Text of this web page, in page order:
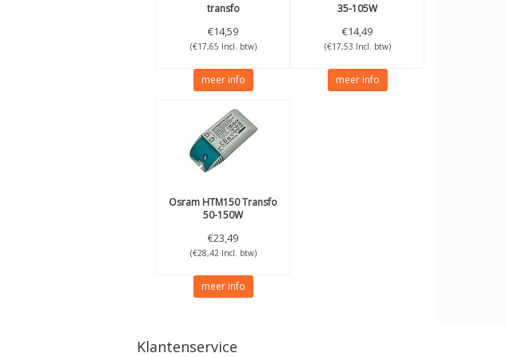
transfo
€14,59
(€17,65 Incl. btw)
meer info
35-105W
€14,49
(€17,53 Incl. btw)
meer info
Osram HTM150 Transfo
50-150W
€23,49
(€28,42 Incl. btw)
meer info
Klantenservice